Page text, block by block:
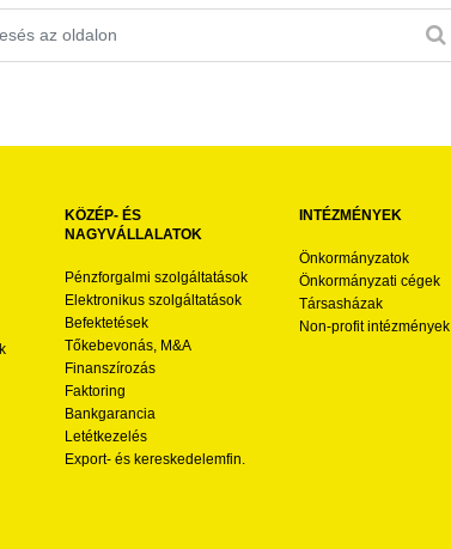
KÖZÉP- ÉS
NAGYVÁLLALATOK
Pénzforgalmi szolgáltatások
Elektronikus szolgáltatások
Befektetések
Tőkebevonás, M&A
Finanszírozás
Faktoring
Bankgarancia
Letétkezelés
Export- és kereskedelemfin.
INTÉZMÉNYEK
Önkormányzatok
Önkormányzati cégek
Társasházak
Non-profit intézmények